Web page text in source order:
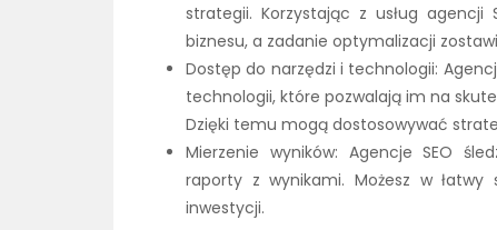
strategii. Korzystając z usług agencji
biznesu, a zadanie optymalizacji
Dostęp do narzędzi i technologii:
technologii, które pozwalają im na
Dzięki temu mogą dostosowywać
Mierzenie wyników: Agencje SEO
raporty z wynikami. Możesz w
inwestycji.